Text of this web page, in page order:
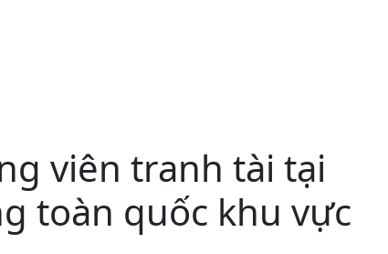
viên tranh tài tại
toàn quốc khu vực